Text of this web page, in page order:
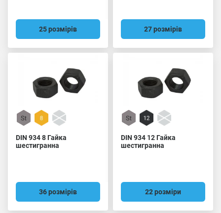
25 розмірів 27 розмірів
DIN 934 8 Гайка
шестигранна
36 розмірів
DIN 934 12 Гайка
шестигранна
22 розміри